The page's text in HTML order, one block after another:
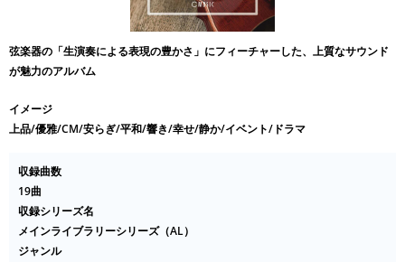
弦楽器の「生演奏による表現の豊かさ」にフィーチャーした、上質なサウンド
が魅力のアルバム
イメージ
上品/優雅/CM/安らぎ/平和/響き/幸せ/静か/イベント/ドラマ
収録曲数
19曲
収録シリーズ名
メインライブラリーシリーズ（AL）
ジャンル